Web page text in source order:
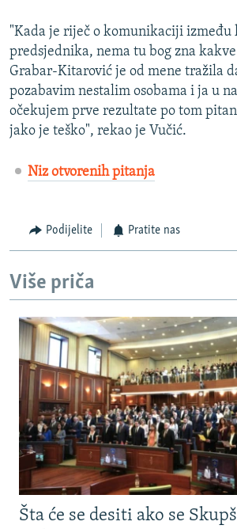
"Kada je riječ o komunikaciji između
predsjednika, nema tu bog zna
Grabar-Kitarović je od mene tražila
pozabavim nestalim osobama i ja u
očekujem prve rezultate po tom
jako je teško", rekao je Vučić.
Niz otvorenih pitanja
Podijelite Pratite nas
Više priča
Šta će se desiti ako se